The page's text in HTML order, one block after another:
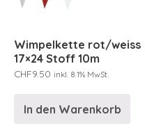
Wimpelkette rot/weiss
17×24 Stoff 10m
CHF9.50 inkl. 8.1% MwSt.
In den Warenkorb